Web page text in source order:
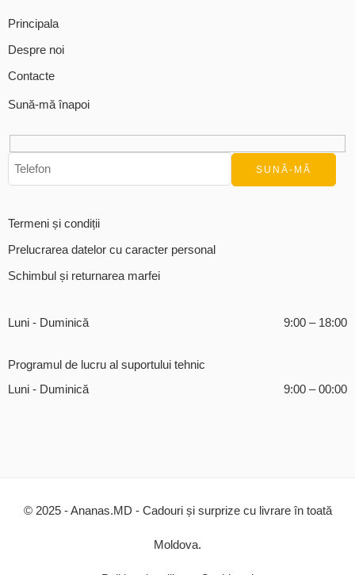
Principala
Despre noi
Contacte
Sună-mă înapoi
Termeni și condiții
Prelucrarea datelor cu caracter personal
Schimbul și returnarea marfei
Luni - Duminică 9:00 – 18:00
Programul de lucru al suportului tehnic
Luni - Duminică
9:00 – 00:00
© 2025 - Ananas.MD - Cadouri și surprize cu livrare în toată
Moldova.